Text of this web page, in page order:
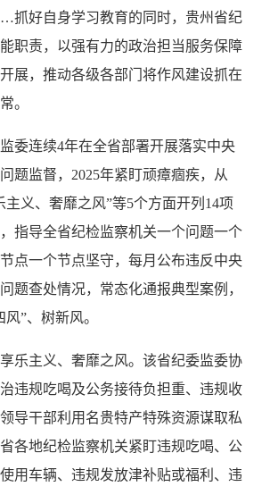
抓好自身学习教育的同时，贵州省纪
职责，以强有力的政治担当服务保障
展，推动各级各部门将作风建设抓在
。
连续4年在全省部署开展落实中央
题监督，2025年紧盯顽瘴痼疾，从
主义、奢靡之风”等5个方面开列14项
指导全省纪检监察机关一个问题一个
点一个节点坚守，每月公布违反中央
题查处情况，常态化通报典型案例，
”、树新风。
主义、奢靡之风。该省纪委监委协
违规吃喝及公务接待负担重、违规收
导干部利用名贵特产特殊资源谋取私
各地纪检监察机关紧盯违规吃喝、公
用车辆、违规发放津补贴或福利、违